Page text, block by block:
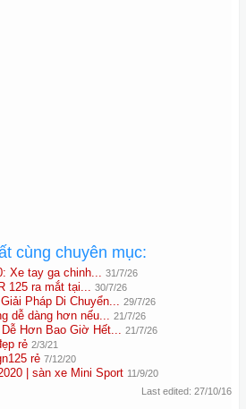
cùng chuyên mục:
Xe tay ga chinh... 31/7/26
125 ra mắt tại... 30/7/26
Pháp Di Chuyển... 29/7/26
dễ dàng hơn nếu... 21/7/26
Hơn Bao Giờ Hết... 21/7/26
rẻ 2/3/21
rẻ 7/12/20
| sàn xe Mini Sport 11/9/20
Last edited: 27/10/16